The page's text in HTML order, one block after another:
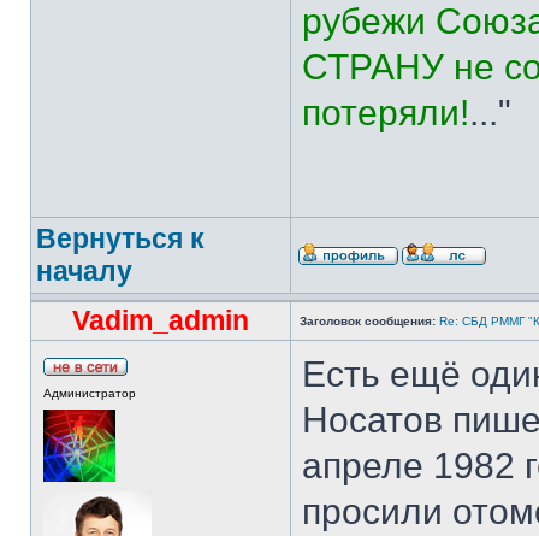
рубежи
СТРАНУ не
потеряли!..."
Вернуться к
началу
Vadim_admin
Заголовок сообщения: Re: СБД РММГ
Администратор
Есть ещё
Носатов
апреле 1982
просили